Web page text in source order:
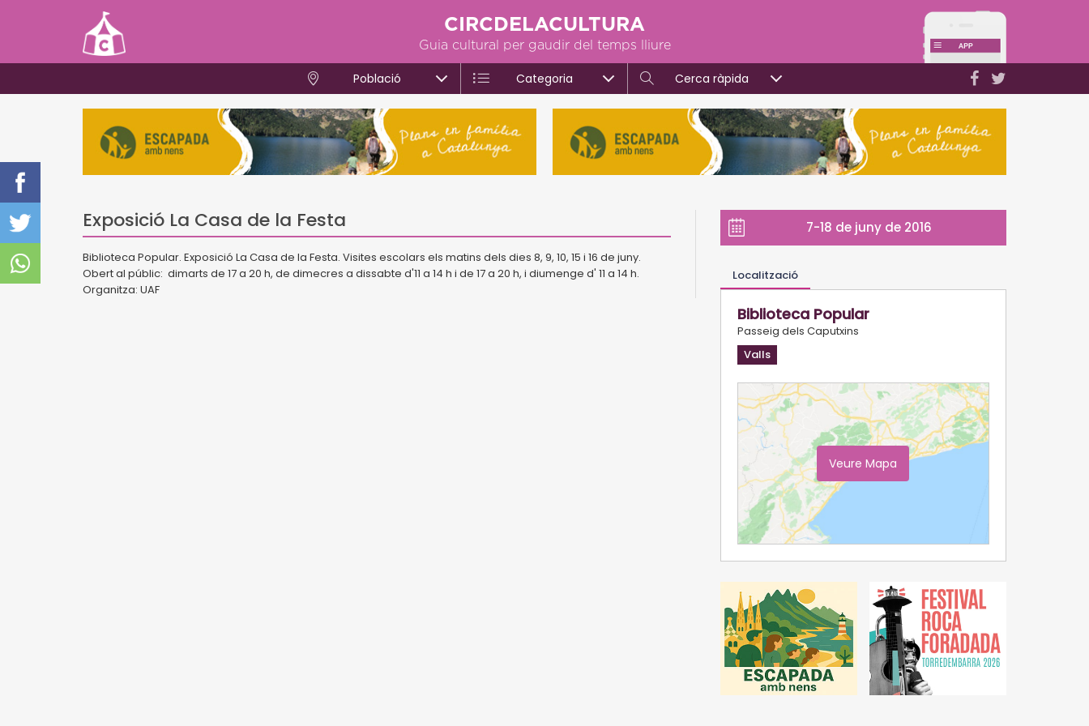
CIRCDELACULTURA
Guia cultural per gaudir del temps lliure
Població Categoria Cerca ràpida
Exposició La Casa de la Festa
Biblioteca Popular. Exposició La Casa de la Festa. Visites escolars els matins dels dies 8, 9, 10, 15 i 16 de juny.
Obert al públic: dimarts de 17 a 20 h, de dimecres a dissabte d'11 a 14 h i de 17 a 20 h, i diumenge d' 11 a 14 h.
Organitza: UAF
7-18 de juny de 2016
Localització
Biblioteca Popular
Passeig dels Caputxins
Valls
Veure Mapa